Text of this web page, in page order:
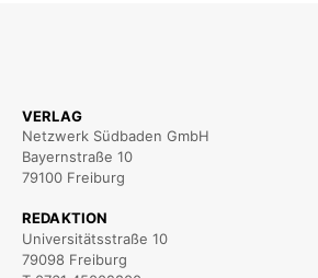
VERLAG
Netzwerk Südbaden GmbH
Bayernstraße 10
79100 Freiburg
REDAKTION
Universitätsstraße 10
79098 Freiburg